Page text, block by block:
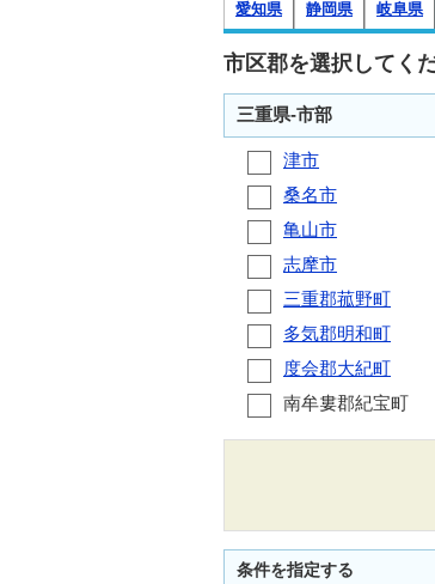
愛知県 静岡県 岐阜県
市区郡を選択してく
三重県-市部
津市
桑名市
亀山市
志摩市
三重郡菰野町
多気郡明和町
度会郡大紀町
南牟婁郡紀宝町
条件を指定する